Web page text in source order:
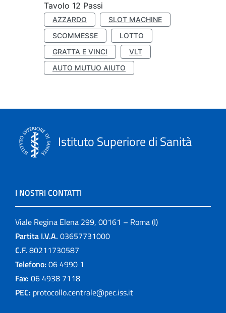
Tavolo 12 Passi
AZZARDO
SLOT MACHINE
SCOMMESSE
LOTTO
GRATTA E VINCI
VLT
AUTO MUTUO AIUTO
Istituto Superiore di Sanità
I NOSTRI CONTATTI
Viale Regina Elena 299, 00161 – Roma (I)
Partita I.V.A. 03657731000
C.F. 80211730587
Telefono: 06 4990 1
Fax: 06 4938 7118
PEC: protocollo.centrale@pec.iss.it